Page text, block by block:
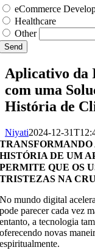
eCommerce
Healthcare
Other
Send
Aplicativo da
com uma
História de
Niyati2024-12-
HISTÓRIA DE UM
PERMITE QUE OS
TRISTEZAS NA
No mundo digital
pode parecer cada vez
entanto, a tecnologia
oferecendo novas
espiritualmente.